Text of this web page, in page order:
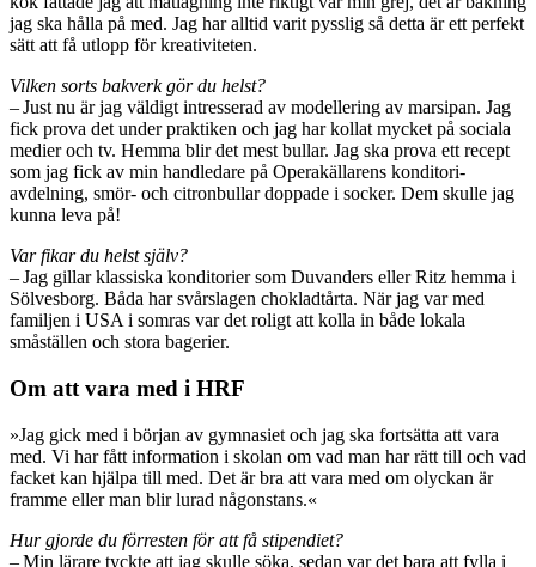
jag ska hålla på med. Jag har alltid varit pysslig så detta är ett perfekt
sätt att få utlopp för kreativiteten.
Vilken sorts bakverk gör du helst?
– Just nu är jag väldigt intresserad av modellering av marsipan. Jag
fick prova det under praktiken och jag har kollat mycket på sociala
medier och tv. Hemma blir det mest bullar. Jag ska prova ett recept
som jag fick av min handledare på Operakällarens konditori­
avdelning, smör- och citronbullar doppade i socker. Dem skulle jag
kunna leva på!
Var fikar du helst själv?
– Jag gillar klassiska konditorier som Duvanders eller Ritz hem­ma i
Sölvesborg. Båda har svårslagen chokladtårta. När jag var med
familjen i USA i somras var det roligt att kolla in både lokala
småställen och stora bagerier.
Om att vara med i HRF
»Jag gick med i början av gymnasiet och jag ska fortsätta att vara
med. Vi har fått information i skolan om vad man har rätt till och vad
facket kan hjälpa till med. Det är bra att vara med om olyckan är
framme eller man blir lurad någonstans.«
Hur gjorde du förresten för att få stipendiet?
– Min lärare tyckte att jag skulle söka, sedan var det bara att fylla i